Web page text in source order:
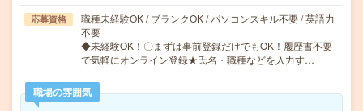
応募資格
職種未経験OK / ブランクOK / パソコンスキル不要 / 英語力
不要
◆未経験OK！〇まずは事前登録だけでもOK！履歴書不要
で気軽にオンライン登録★氏名・職種などを入力す…
職場の雰囲気